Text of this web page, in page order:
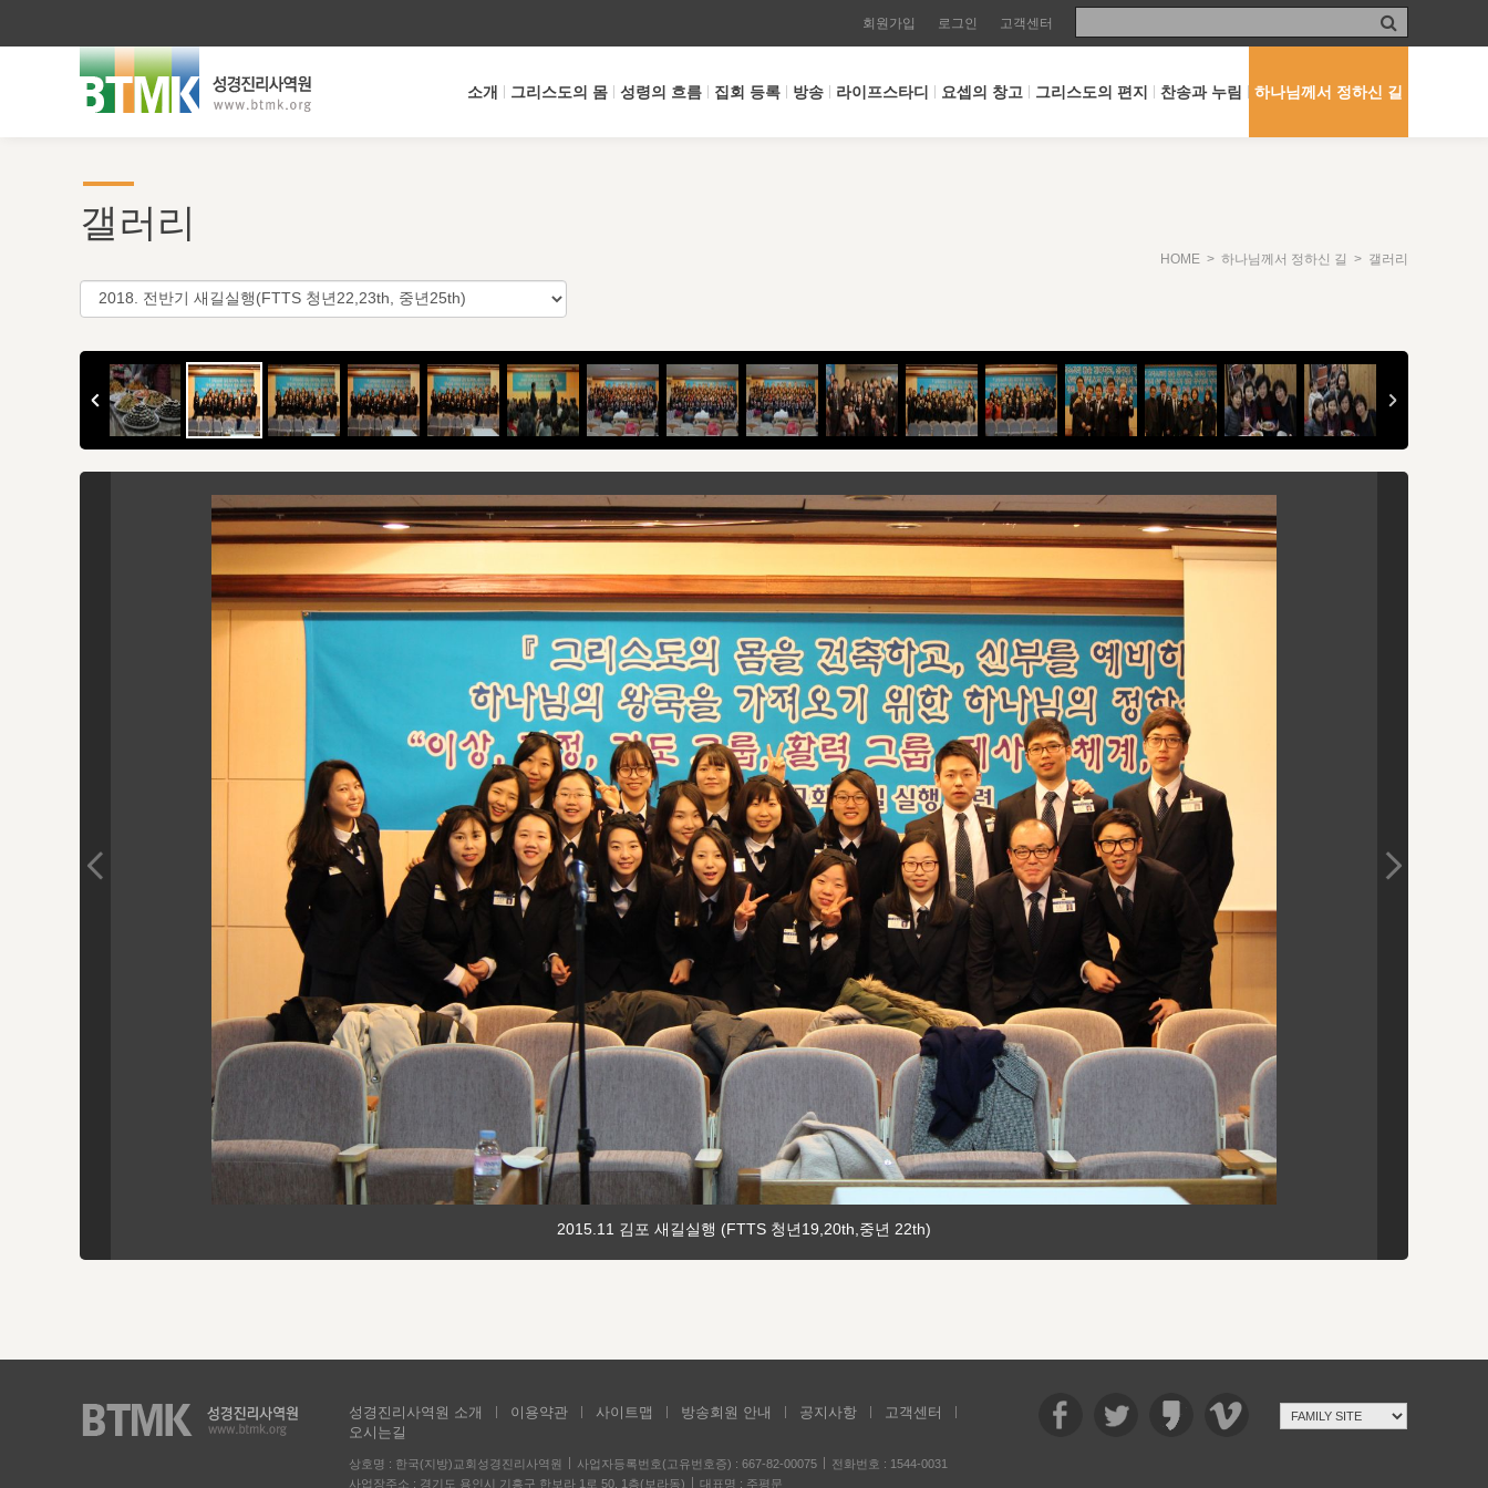
회원가입 로그인 고객센터
소개 그리스도의 몸 성령의 흐름 집회 등록 방송 라이프스타디 요셉의 창고 그리스도의 편지 찬송과 누림 하나님께서 정하신 길
갤러리
HOME > 하나님께서 정하신 길 > 갤러리
2015.11 김포 새길실행 (FTTS 청년19,20th,중년 22th)
성경진리사역원 소개 이용약관 사이트맵 방송회원 안내 공지사항
고객센터
오시는길
상호명 : 한국(지방)교회성경진리사역원 사업자등록번호(고유번호증) : 667-82-00075
전화번호 : 1544-0031
사업장주소 : 경기도 용인시 기흥구 한보라 1로 50, 1층(보라동)
대표명 : 주평문